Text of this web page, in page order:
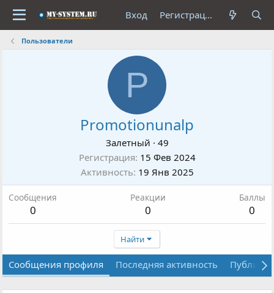
Вход Регистрация
Пользователи
P
Promotionunalp
Залетный · 49
Регистрация 15 Фев 2024
Активность 19 Янв 2025
Сообщения
0
Реакции
0
Баллы
0
Найти
Сообщения профиля Последняя активность